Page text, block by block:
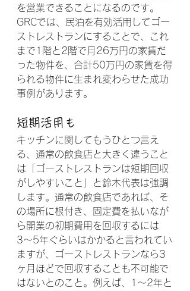
を営業できることになるのです。
GRCでは、民泊を有効活用してゴー
ストレストランにすることで、これ
まで1階と2階で月26万円の家賃だ
った物件を、合計50万円の家賃を得
られる物件に生まれ変わらせた成功
事例があります。
短期活用も
キッチンに関してもうひとつ言え
る、通常の飲食店と大きく違うこと
は「ゴーストレストランは短期回収
がしやすいこと」と鈴木代表は強調
します。通常の飲食店であれば、そ
の場所に根付き、固定費を払いなが
ら開業の初期費用を回収するには
3〜5年ぐらいはかかると言われてい
ますが、ゴーストレストランなら3
ヶ月ほどで回収することも不可能で
はないとのこと。例えば、1〜2年と